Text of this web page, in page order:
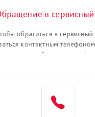
в сервисный
обратиться в
контактным
оставить свой номер